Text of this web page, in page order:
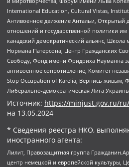
International Education, Cultural Vistas,
Антивоенное движение Антальи, Открытый
отношений и государственной политики
канадский демократический альянс,
Нормана Патерсона, Центр Гражданских
Свободу, Фонд имени Фридриха Науманна
антивоенное сопротивление, Комитет
Stop Occupation of Karelia, Вернись живым,
Либерально-демократическая Лига Украины
Источник: https://minjust.gov.ru/
на 13.05.2024
* Сведения реестра НКО,
иностранного агента:
Лилит, Правозащитная группа
центр немецкой и европейской культуры,